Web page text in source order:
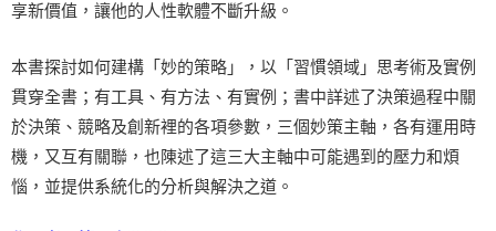
享新價值，讓他的人性軟體不斷升級。
本書探討如何建構「妙的策略」，以「習慣領域」思考術及實例
貫穿全書；有工具、有方法、有實例；書中詳述了決策過程中關
於決策、競略及創新裡的各項參數，三個妙策主軸，各有運用時
機，又互有關聯，也陳述了這三大主軸中可能遇到的壓力和煩
惱，並提供系統化的分析與解決之道。